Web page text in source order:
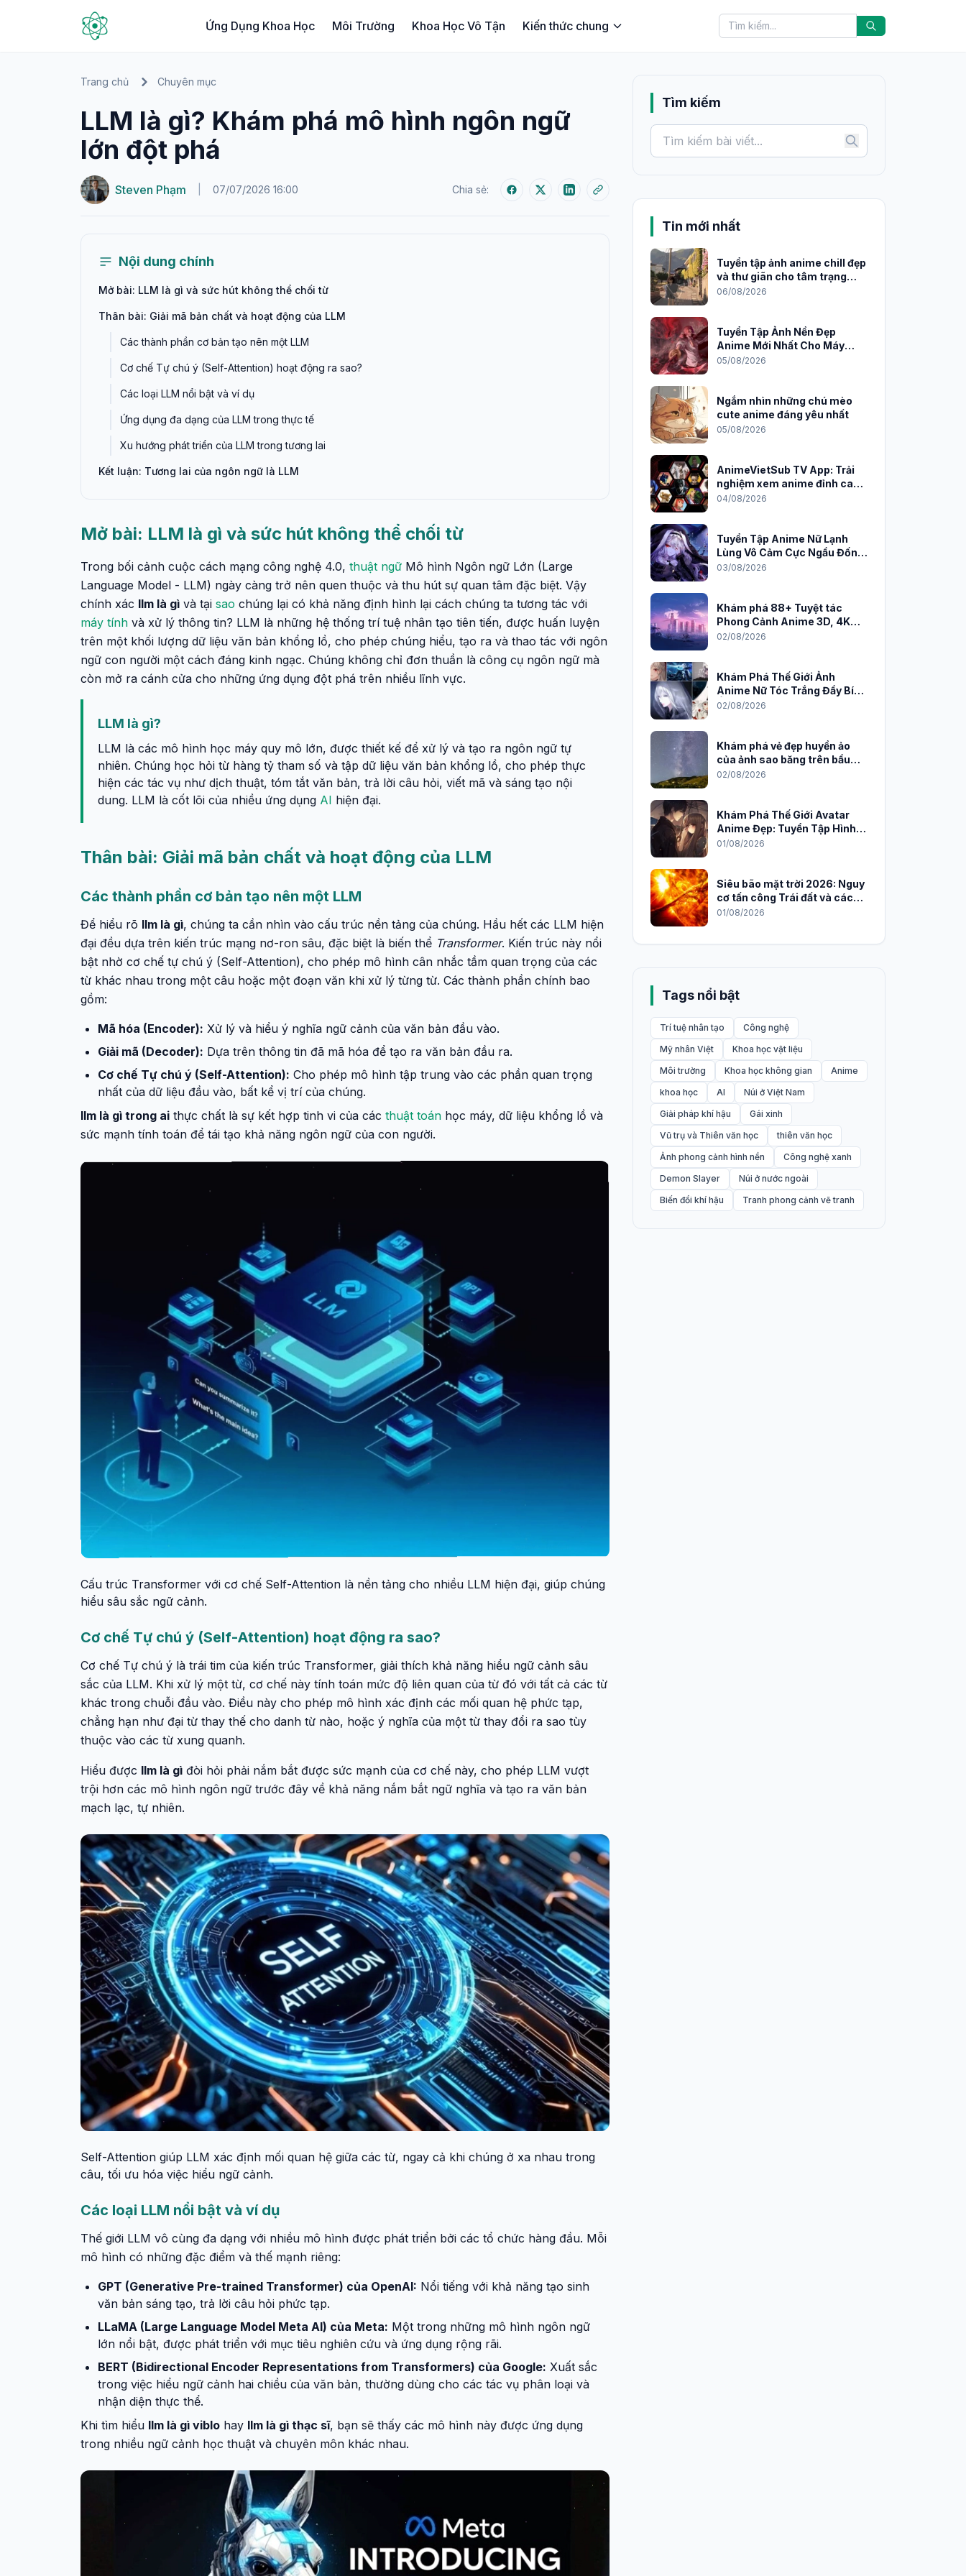
Ứng Dụng Khoa Học Môi Trường Khoa Học Vô Tận Kiến thức chung
Trang chủ Chuyên mục
LLM là gì? Khám phá mô hình ngôn ngữ
lớn đột phá
Steven Phạm 07/07/2026 16:00 Chia sẻ:
Nội dung chính
Mở bài: LLM là gì và sức hút không thể chối từ
Thân bài: Giải mã bản chất và hoạt động của LLM
Các thành phần cơ bản tạo nên một LLM
Cơ chế Tự chú ý (Self-Attention) hoạt động ra sao?
Các loại LLM nổi bật và ví dụ
Ứng dụng đa dạng của LLM trong thực tế
Xu hướng phát triển của LLM trong tương lai
Kết luận: Tương lai của ngôn ngữ là LLM
Mở bài: LLM là gì và sức hút không thể chối từ
Trong bối cảnh cuộc cách mạng công nghệ 4.0, thuật ngữ Mô hình Ngôn ngữ Lớn (Large
Language Model - LLM) ngày càng trở nên quen thuộc và thu hút sự quan tâm đặc biệt. Vậy
chính xác llm là gì và tại sao chúng lại có khả năng định hình lại cách chúng ta tương tác với
máy tính và xử lý thông tin? LLM là những hệ thống trí tuệ nhân tạo tiên tiến, được huấn luyện
trên một khối lượng dữ liệu văn bản khổng lồ, cho phép chúng hiểu, tạo ra và thao tác với ngôn
ngữ con người một cách đáng kinh ngạc. Chúng không chỉ đơn thuần là công cụ ngôn ngữ mà
còn mở ra cánh cửa cho những ứng dụng đột phá trên nhiều lĩnh vực.
LLM là gì?
LLM là các mô hình học máy quy mô lớn, được thiết kế để xử lý và tạo ra ngôn ngữ tự
nhiên. Chúng học hỏi từ hàng tỷ tham số và tập dữ liệu văn bản khổng lồ, cho phép thực
hiện các tác vụ như dịch thuật, tóm tắt văn bản, trả lời câu hỏi, viết mã và sáng tạo nội
dung. LLM là cốt lõi của nhiều ứng dụng AI hiện đại.
Thân bài: Giải mã bản chất và hoạt động của LLM
Các thành phần cơ bản tạo nên một LLM
Để hiểu rõ llm là gì, chúng ta cần nhìn vào cấu trúc nền tảng của chúng. Hầu hết các LLM hiện
đại đều dựa trên kiến trúc mạng nơ-ron sâu, đặc biệt là biến thể Transformer. Kiến trúc này nổi
bật nhờ cơ chế tự chú ý (Self-Attention), cho phép mô hình cân nhắc tầm quan trọng của các
từ khác nhau trong một câu hoặc một đoạn văn khi xử lý từng từ. Các thành phần chính bao
gồm:
Mã hóa (Encoder): Xử lý và hiểu ý nghĩa ngữ cảnh của văn bản đầu vào.
Giải mã (Decoder): Dựa trên thông tin đã mã hóa để tạo ra văn bản đầu ra.
Cơ chế Tự chú ý (Self-Attention): Cho phép mô hình tập trung vào các phần quan trọng
nhất của dữ liệu đầu vào, bất kể vị trí của chúng.
llm là gì trong ai thực chất là sự kết hợp tinh vi của các thuật toán học máy, dữ liệu khổng lồ và
sức mạnh tính toán để tái tạo khả năng ngôn ngữ của con người.
Cấu trúc Transformer với cơ chế Self-Attention là nền tảng cho nhiều LLM hiện đại, giúp chúng
hiểu sâu sắc ngữ cảnh.
Cơ chế Tự chú ý (Self-Attention) hoạt động ra sao?
Cơ chế Tự chú ý là trái tim của kiến trúc Transformer, giải thích khả năng hiểu ngữ cảnh sâu
sắc của LLM. Khi xử lý một từ, cơ chế này tính toán mức độ liên quan của từ đó với tất cả các từ
khác trong chuỗi đầu vào. Điều này cho phép mô hình xác định các mối quan hệ phức tạp,
chẳng hạn như đại từ thay thế cho danh từ nào, hoặc ý nghĩa của một từ thay đổi ra sao tùy
thuộc vào các từ xung quanh.
Hiểu được llm là gì đòi hỏi phải nắm bắt được sức mạnh của cơ chế này, cho phép LLM vượt
trội hơn các mô hình ngôn ngữ trước đây về khả năng nắm bắt ngữ nghĩa và tạo ra văn bản
mạch lạc, tự nhiên.
Self-Attention giúp LLM xác định mối quan hệ giữa các từ, ngay cả khi chúng ở xa nhau trong
câu, tối ưu hóa việc hiểu ngữ cảnh.
Các loại LLM nổi bật và ví dụ
Thế giới LLM vô cùng đa dạng với nhiều mô hình được phát triển bởi các tổ chức hàng đầu. Mỗi
mô hình có những đặc điểm và thế mạnh riêng:
GPT (Generative Pre-trained Transformer) của OpenAI: Nổi tiếng với khả năng tạo sinh
văn bản sáng tạo, trả lời câu hỏi phức tạp.
LLaMA (Large Language Model Meta AI) của Meta: Một trong những mô hình ngôn ngữ
lớn nổi bật, được phát triển với mục tiêu nghiên cứu và ứng dụng rộng rãi.
BERT (Bidirectional Encoder Representations from Transformers) của Google: Xuất sắc
trong việc hiểu ngữ cảnh hai chiều của văn bản, thường dùng cho các tác vụ phân loại và
nhận diện thực thể.
Khi tìm hiểu llm là gì viblo hay llm là gì thạc sĩ, bạn sẽ thấy các mô hình này được ứng dụng
trong nhiều ngữ cảnh học thuật và chuyên môn khác nhau.
Tìm kiếm
Tin mới nhất
Tuyển tập ảnh anime chill đẹp
và thư giãn cho tâm trạng
2026
06/08/2026
Tuyển Tập Ảnh Nền Đẹp
Anime Mới Nhất Cho Máy
Tính 2026
05/08/2026
Ngắm nhìn những chú mèo
cute anime đáng yêu nhất
05/08/2026
AnimeVietSub TV App: Trải
nghiệm xem anime đỉnh cao
trên PC
04/08/2026
Tuyển Tập Anime Nữ Lạnh
Lùng Vô Cảm Cực Ngầu Đốn
Tim Fan
03/08/2026
Khám phá 88+ Tuyệt tác
Phong Cảnh Anime 3D, 4K
Sắc Nét
02/08/2026
Khám Phá Thế Giới Ảnh
Anime Nữ Tóc Trắng Đầy Bí
Ẩn và Quyến Rũ
02/08/2026
Khám phá vẻ đẹp huyền ảo
của ảnh sao băng trên bầu
trời đêm
02/08/2026
Khám Phá Thế Giới Avatar
Anime Đẹp: Tuyển Tập Hình
Nền Độc Đáo Cho Năm 2026
01/08/2026
Siêu bão mặt trời 2026: Nguy
cơ tấn công Trái đất và cách
phòng chống
01/08/2026
Tags nổi bật
Trí tuệ nhân tạo
Công nghệ
Mỹ nhân Việt
Khoa học vật liệu
Môi trường
Khoa học không gian
Anime
khoa học
AI
Núi ở Việt Nam
Giải pháp khí hậu
Gái xinh
Vũ trụ và Thiên văn học
thiên văn học
Ảnh phong cảnh hình nền
Công nghệ xanh
Demon Slayer
Núi ở nước ngoài
Biến đổi khí hậu
Tranh phong cảnh vẽ tranh